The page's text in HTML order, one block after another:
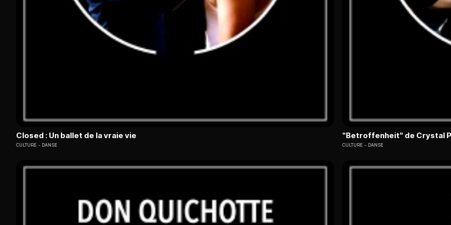
Closed : Un ballet de la vraie vie
CULTURE DANSE
"Betroffenheit" de Crystal
CULTURE DANSE